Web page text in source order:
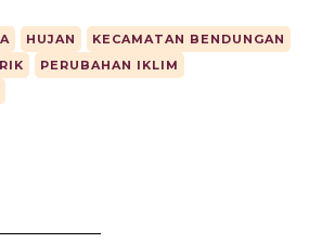
HUJAN
KECAMATAN BENDUNGAN
PERUBAHAN IKLIM